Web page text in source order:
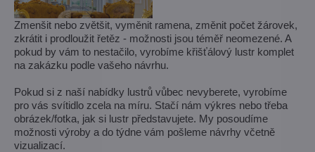
Zmenšit nebo zvětšit, vyměnit ramena, změnit počet žárovek,
zkrátit i prodloužit řetěz - možnosti jsou téměř neomezené. A
pokud by vám to nestačilo, vyrobíme křišťálový lustr komplet
na zakázku podle vašeho návrhu.
Pokud si z naší nabídky lustrů vůbec nevyberete, vyrobíme
pro vás svítidlo zcela na míru. Stačí nám výkres nebo třeba
obrázek/fotka, jak si lustr představujete. My posoudíme
možnosti výroby a do týdne vám pošleme návrhy včetně
vizualizací.